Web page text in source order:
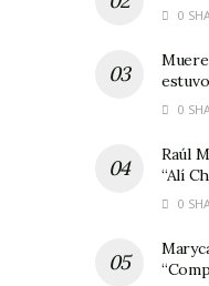
0
0
Raúl
“Alí
0